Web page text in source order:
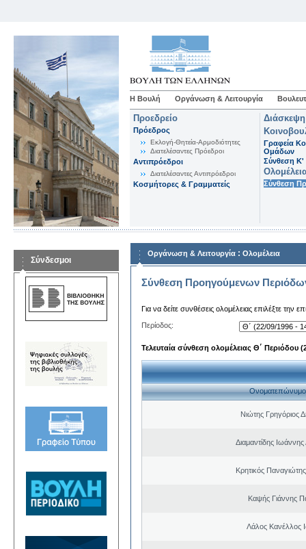
Η Βουλή Οργάνωση & Λειτουργία
Προεδρείο
Πρόεδρος
Εκλογή-Θητεία-Αρμοδιότητες
Διατελέσαντες Πρόεδροι
Αντιπρόεδροι
Διατελέσαντες Αντιπρόεδροι
Κοσμήτορες & Γραμματείς
Γραφεία
Ομάδων
Σύνθεση K'
Σύνθεση
Σύνδεσμοι
Οργάνωση & Λειτουργία : Ολομέλεια
Σύνθεση Προηγούμενων
Για να δείτε συνθέσεις ολομέλειας επιλέξτε την
Περίοδος:
Τελευταία σύνθεση ολομέλειας Θ΄ Περιόδου
Ονοματεπώνυμο
Νιώτης Γρηγόριος
Διαμαντίδης Ιωάννης
Κρητικός
Καψής Γιάννης
Λάλος Κανέλλος